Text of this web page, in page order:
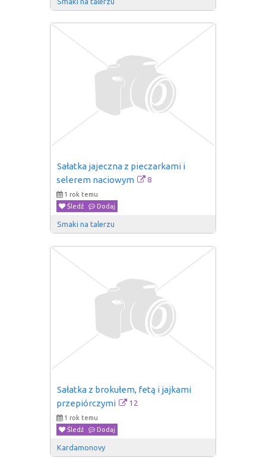
Sałatka jajeczna z pieczarkami i
selerem naciowym
8
1 rok temu
Śledź
Dodaj
Smaki na talerzu
Sałatka z brokułem, fetą i jajkami
przepiórczymi
12
1 rok temu
Śledź
Dodaj
Kardamonovy